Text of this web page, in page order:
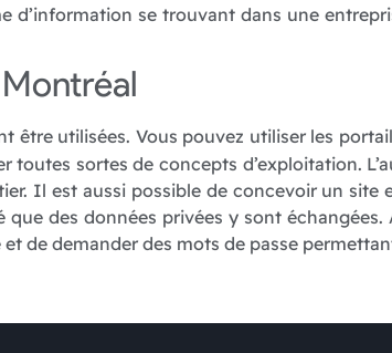
se trouvant dans une
être utilisées. Vous pouvez utiliser les
sortes de concepts d’exploitation.
Il est aussi possible de concevoir un site
des données privées y sont échangées.
de demander des mots de passe